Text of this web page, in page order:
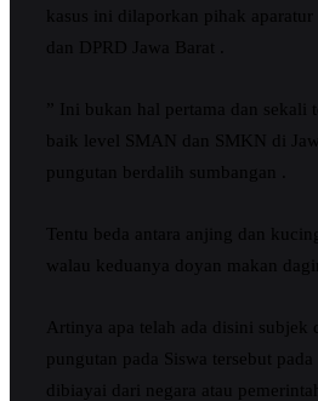
kasus ini dilaporkan pihak
dan DPRD Jawa Barat .
” Ini bukan hal pertama dan sekali
baik level SMAN dan SMKN di
pungutan berdalih sumbangan .
Tentu beda antara anjing dan
walau keduanya doyan makan
Artinya apa telah ada disini subjek
pungutan pada Siswa tersebut
dibiayai dari negara atau